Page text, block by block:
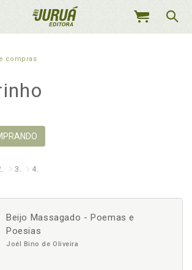
MEU
compras
3. 4.
Beijo Massagado - Poemas e
Poesias
Joél Bino de Oliveira